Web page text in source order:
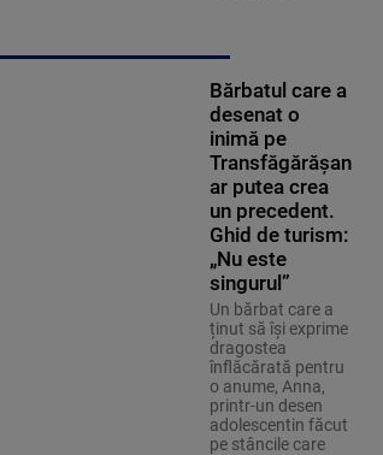
Bărbatul care a
desenat o
inimă pe
Transfăgărășan
ar putea crea
un precedent.
Ghid de turism:
„Nu este
singurul”
Un bărbat care a
ținut să își exprime
dragostea
înflăcărată pentru
o anume, Anna,
printr-un desen
adolescentin făcut
pe stâncile care